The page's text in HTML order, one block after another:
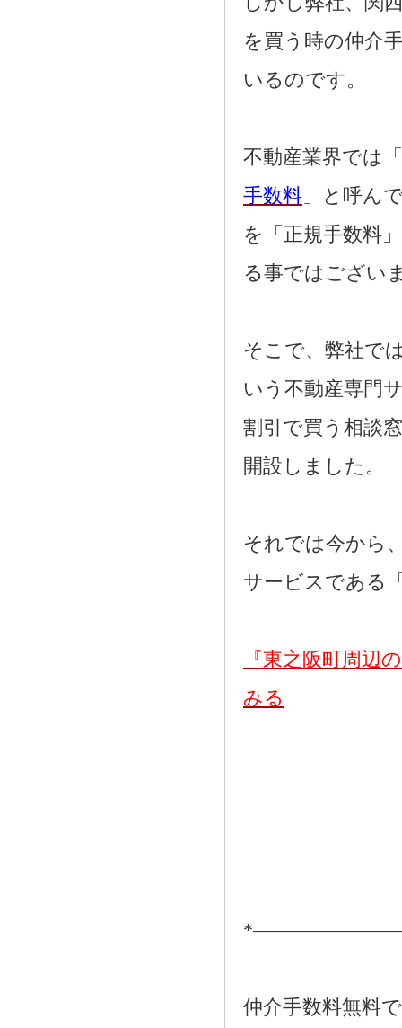
を買う時の仲介
いるのです。
不動産業界では
手数料 」と呼ん
を「正規手数料
る事ではござい
そこで、弊社で
いう不動産専門
割引で買う相談
開設しました。
それでは今から
サービスである
『東之阪町周辺
みる
仲介手数料無料